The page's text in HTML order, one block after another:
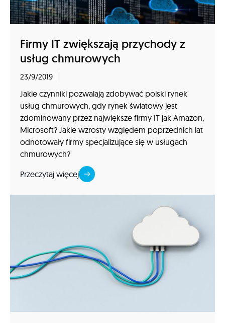
Firmy IT zwiększają przychody z
usług chmurowych
23/9/2019
Jakie czynniki pozwalają zdobywać polski rynek
usług chmurowych, gdy rynek światowy jest
zdominowany przez największe firmy IT jak Amazon,
Microsoft? Jakie wzrosty względem poprzednich lat
odnotowały firmy specjalizujące się w usługach
chmurowych?
Przeczytaj więcej